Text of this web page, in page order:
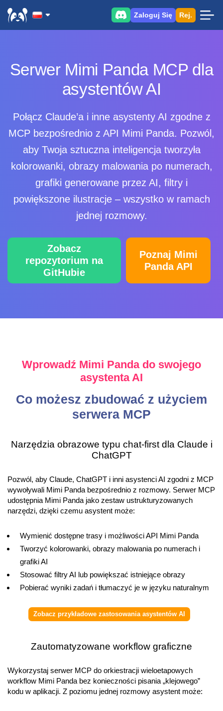
Zaloguj Się Rej.
Serwer Mimi Panda MCP dla
asystentów AI
Połącz Claude’a i inne asystenty AI zgodne z
MCP bezpośrednio z API Mimi Panda. Pozwól,
aby Twoja sztuczna inteligencja tworzyła
kolorowanki, obrazy malowania po numerach,
grafiki generowane przez AI, filtry i
powiększone ilustracje – wszystko w ramach
jednej rozmowy.
Zobacz
repozytorium na
GitHubie
Poznaj Mimi
Panda API
Wprowadź Mimi Panda do swojego
asystenta AI
Co możesz zbudować z użyciem
serwera MCP
Narzędzia obrazowe typu chat‑first dla Claude i
ChatGPT
Pozwól, aby Claude, ChatGPT i inni asystenci AI zgodni z MCP
wywoływali Mimi Panda bezpośrednio z rozmowy. Serwer MCP
udostępnia Mimi Panda jako zestaw ustrukturyzowanych
narzędzi, dzięki czemu asystent może:
Wymienić dostępne trasy i możliwości API Mimi Panda
Tworzyć kolorowanki, obrazy malowania po numerach i
grafiki AI
Stosować filtry AI lub powiększać istniejące obrazy
Pobierać wyniki zadań i tłumaczyć je w języku naturalnym
Zobacz przykładowe zastosowania asystentów AI
Zautomatyzowane workflow graficzne
Wykorzystaj serwer MCP do orkiestracji wieloetapowych
workflow Mimi Panda bez konieczności pisania „klejowego”
kodu w aplikacji. Z poziomu jednej rozmowy asystent może: